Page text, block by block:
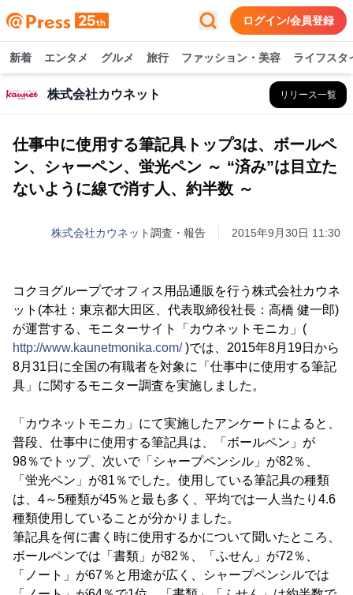
ログイン/会員登録
新着 エンタメ グルメ 旅行 ファッション・美容 ライフスタ
株式会社カウネット リリース一覧
仕事中に使用する筆記具トップ3は、ボールペ
ン、シャーペン、蛍光ペン ～ “済み”は目立た
ないように線で消す人、約半数 ～
株式会社カウネット調査・報告 2015年9月30日 11:30
コクヨグループでオフィス用品通販を行う株式会社カウネ
ット(本社：東京都大田区、代表取締役社長：高橋 健一郎)
が運営する、モニターサイト「カウネットモニカ」(
http://www.kaunetmonika.com/)では、2015年8月19日から
8月31日に全国の有職者を対象に「仕事中に使用する筆記
具」に関するモニター調査を実施しました。
「カウネットモニカ」にて実施したアンケートによると、
普段、仕事中に使用する筆記具は、「ボールペン」が
98％でトップ、次いで「シャープペンシル」が82％、
「蛍光ペン」が81％でした。使用している筆記具の種類
は、4～5種類が45％と最も多く、平均では一人当たり4.6
種類使用していることが分かりました。
筆記具を何に書く時に使用するかについて聞いたところ、
ボールペンでは「書類」が82％、「ふせん」が72％、
「ノート」が67％と用途が広く、シャープペンシルでは